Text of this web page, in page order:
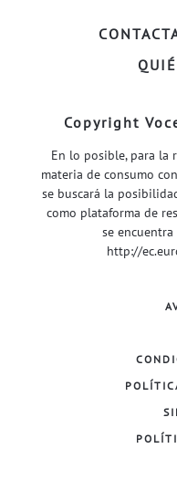
Copyright
En lo posible, para la
materia de consumo
se buscará la
como plataforma de
se
http://